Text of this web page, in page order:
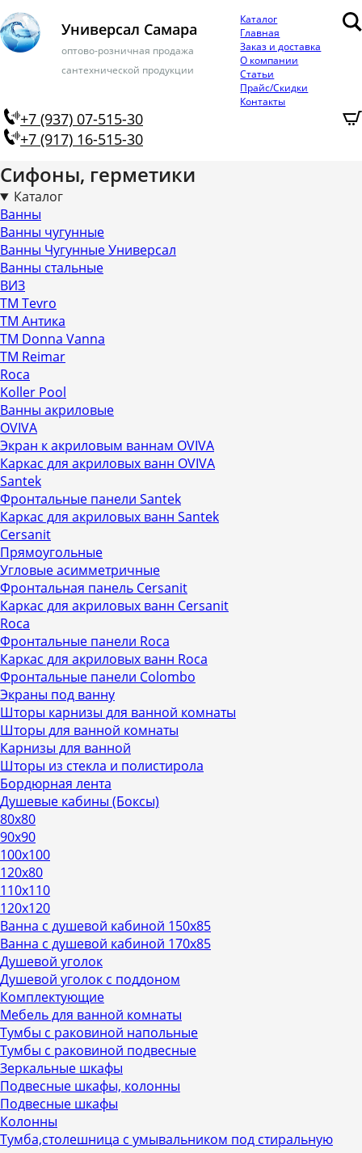
Универсал Самара
оптово-розничная продажа
сантехнической продукции
Каталог
Главная
Заказ и доставка
О компании
Статьи
Прайс/Скидки
Контакты
+7 (937) 07-515-30
+7 (917) 16-515-30
Сифоны, герметики
Каталог
Ванны
Ванны чугунные
Ванны Чугунные Универсал
Ванны стальные
ВИЗ
ТМ Tevro
ТМ Антика
ТМ Donna Vanna
ТМ Reimar
Roca
Koller Pool
Ванны акриловые
OVIVA
Экран к акриловым ваннам OVIVA
Каркас для акриловых ванн OVIVA
Santek
Фронтальные панели Santek
Каркас для акриловых ванн Santek
Cersanit
Прямоугольные
Угловые асимметричные
Фронтальная панель Cersanit
Каркас для акриловых ванн Cersanit
Roca
Фронтальные панели Roca
Каркас для акриловых ванн Roca
Фронтальные панели Colombo
Экраны под ванну
Шторы карнизы для ванной комнаты
Шторы для ванной комнаты
Карнизы для ванной
Шторы из стекла и полистирола
Бордюрная лента
Душевые кабины (Боксы)
80х80
90х90
100х100
120х80
110х110
120х120
Ванна с душевой кабиной 150х85
Ванна с душевой кабиной 170х85
Душевой уголок
Душевой уголок с поддоном
Комплектующие
Мебель для ванной комнаты
Тумбы с раковиной напольные
Тумбы с раковиной подвесные
Зеркальные шкафы
Подвесные шкафы, колонны
Подвесные шкафы
Колонны
Тумба,столешница с умывальником под стиральную